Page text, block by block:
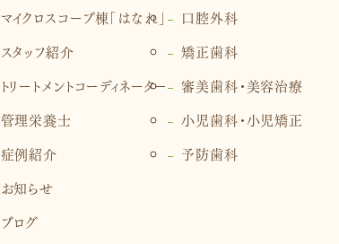
マイクロスコープ棟「はなれ」
スタッフ紹介
トリートメントコーディネーター
管理栄養士
症例紹介
お知らせ
ブログ
口腔外科
矯正歯科
審美歯科・美容治療
小児歯科・小児矯正
予防歯科